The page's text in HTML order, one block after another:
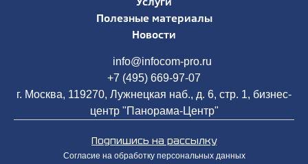
Полезные материалы
Новости
info@infocom-pro.ru
+7 (495) 669-97-07
г. Москва, 119270, Лужнецкая наб., д. 6, стр. 1, бизнес-
центр "Панорама-Центр"
Подпишись на рассылку
Согласие на обработку персональных данных